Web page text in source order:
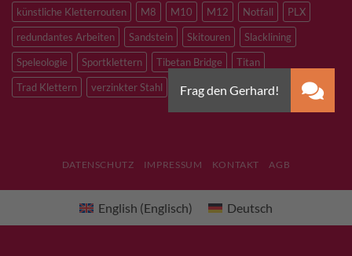
künstliche Kletterrouten
M8 M10 M12 Notfall
PLX
redundantes Arbeiten
Sandstein Skitouren
Slacklining
Speleologie
Sportklettern Tibetan Bridge
Titan
Trad Klettern
verzinkter Stahl
DATENSCHUTZ IMPRESSUM KONTAKT AGB
English (Englisch) Deutsch